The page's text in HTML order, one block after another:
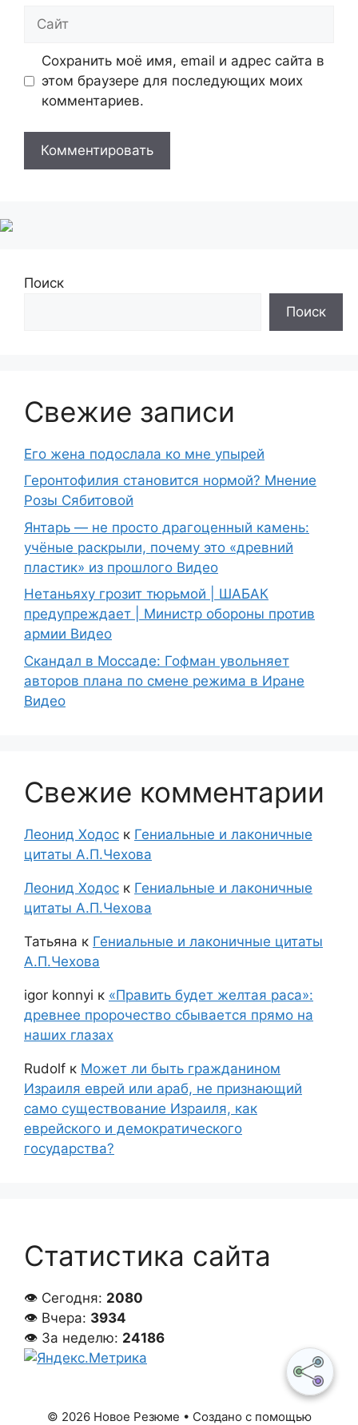
Сайт
Сохранить моё имя, email и адрес сайта в
этом браузере для последующих моих
комментариев.
Поиск
Поиск
Свежие записи
Его жена подослала ко мне упырей
Геронтофилия становится нормой? Мнение
Розы Сябитовой
Янтарь — не просто драгоценный камень:
учёные раскрыли, почему это «древний
пластик» из прошлого Видео
Нетаньяху грозит тюрьмой | ШАБАК
предупреждает | Министр обороны против
армии Видео
Скандал в Моссаде: Гофман увольняет
авторов плана по смене режима в Иране
Видео
Свежие комментарии
Леонид Ходос к Гениальные и лаконичные
цитаты А.П.Чехова
Леонид Ходос к Гениальные и лаконичные
цитаты А.П.Чехова
Татьяна к Гениальные и лаконичные цитаты
А.П.Чехова
igor konnyi к «Править будет желтая раса»:
древнее пророчество сбывается прямо на
наших глазах
Rudolf к Может ли быть гражданином
Израиля еврей или араб, не признающий
само существование Израиля, как
еврейского и демократического
государства?
Статистика сайта
👁 Сегодня: 2080
👁 Вчера: 3934
👁 За неделю: 24186
© 2026 Новое Резюме • Создано с помощью